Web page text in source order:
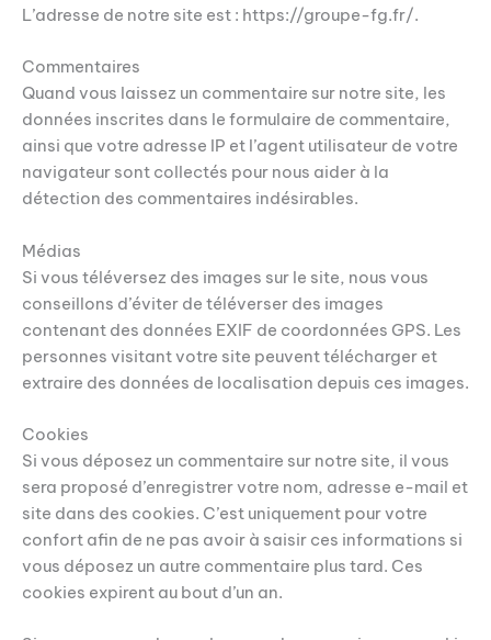
L’adresse de notre site est : https://groupe-fg.fr/.
Commentaires
Quand vous laissez un commentaire sur notre site, les
données inscrites dans le formulaire de commentaire,
ainsi que votre adresse IP et l’agent utilisateur de votre
navigateur sont collectés pour nous aider à la
détection des commentaires indésirables.
Médias
Si vous téléversez des images sur le site, nous vous
conseillons d’éviter de téléverser des images
contenant des données EXIF de coordonnées GPS. Les
personnes visitant votre site peuvent télécharger et
extraire des données de localisation depuis ces images.
Cookies
Si vous déposez un commentaire sur notre site, il vous
sera proposé d’enregistrer votre nom, adresse e-mail et
site dans des cookies. C’est uniquement pour votre
confort afin de ne pas avoir à saisir ces informations si
vous déposez un autre commentaire plus tard. Ces
cookies expirent au bout d’un an.